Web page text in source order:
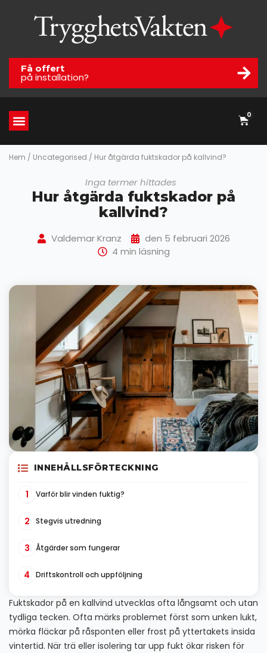
Få offert
på installation?
0
Hem / Uncategorised / Hur åtgärda fuktskador på kallvind?
Inga termer hittades
Hur åtgärda fuktskador på
kallvind?
Valdemar Kranz
den 5 februari 2026
4 min läsning
INNEHÅLLSFÖRTECKNING
1 Varför blir vinden fuktig?
2 Stegvis utredning
3 Åtgärder som fungerar
4 Driftskontroll och uppföljning
Fuktskador på en kallvind utvecklas ofta långsamt och utan
tydliga tecken. Ofta märks problemet först som unken lukt,
mörka fläckar på råsponten eller frost på yttertakets insida
vintertid. När trä eller isolering tar upp fukt ökar risken för